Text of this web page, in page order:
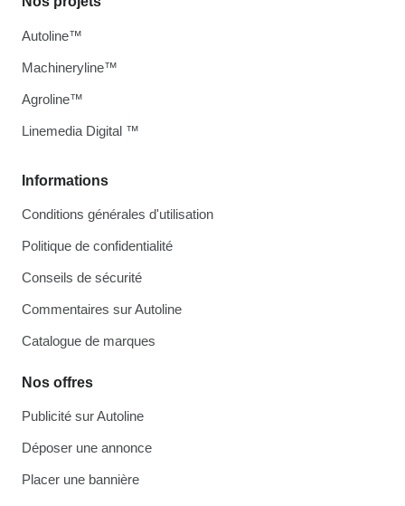
Informations
Conditions générales d'utilisation
Politique de confidentialité
Conseils de sécurité
Commentaires sur Autoline
Catalogue de marques
Nos offres
Publicité sur Autoline
Déposer une annonce
Placer une bannière
Autoline™
Machineryline™
Agroline™
Linemedia Digital ™